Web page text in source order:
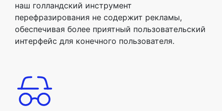
наш голландский инструмент
перефразирования не содержит рекламы,
обеспечивая более приятный пользовательский
интерфейс для конечного пользователя.